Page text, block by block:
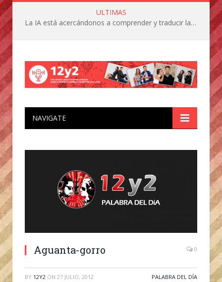
ULTIMAS
La IA está acercándonos a comprender y traducir las vocalizaciones y comportamientos de nuestras mascotas
NAVIGATE
Aguanta-gorro 0
BY 12Y2 ON 27 JULIO, 2012 PALABRA DEL DÍA